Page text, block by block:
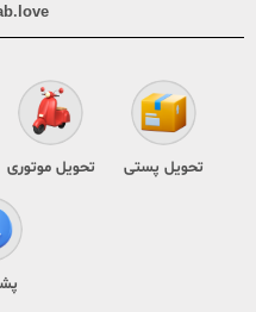
تحویل پستی تحویل موتوری